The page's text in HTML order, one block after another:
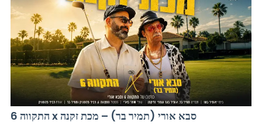
התקווה 6 x סבא אורי (תמיר בר) – מכת זקנה